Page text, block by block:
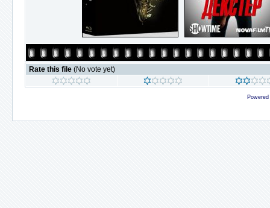
Rate this file (No vote yet)